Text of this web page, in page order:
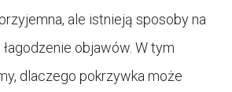
ale istnieją sposoby na
objawów. W tym
dlaczego pokrzywka może